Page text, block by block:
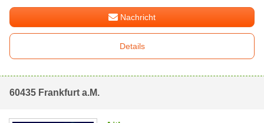
Nachricht
Details
60435 Frankfurt a.M.